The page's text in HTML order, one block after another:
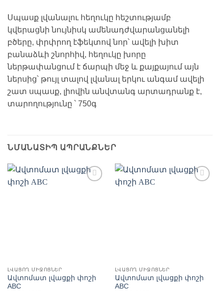
Սպասք լվանալու հեղուկը հեշտությամբ
կվերացնի նույնիսկ ամենադժվարանցանելի
բծերը, փրփրող էֆեկտով նոր՝ ավելի խիտ
բանաձևի շնորհիվ, հեղուկը խորը
ներթափանցում է ճարպի մեջ և քայքայում այն
ներսից՝ թույլ տալով լվանալ երկու անգամ ավելի
շատ սպասք, լիովին անվտանգ արտադրանք է,
տարողությունը ՝ 750գ
ՆՄԱՆԱՏԻՊ ԱՊՐԱՆՔՆԵՐ
ԼՎԱՑՈՂ ՄԻՋՈՑՆԵՐ
Ավտոմատ լվացքի փոշի
ABC
ԼՎԱՑՈՂ ՄԻՋՈՑՆԵՐ
Ավտոմատ լվացքի փոշի
ABC